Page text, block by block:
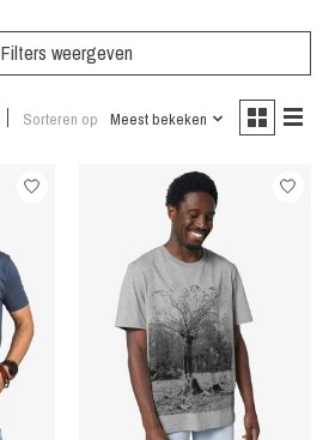
Filters weergeven
Sorteren op Meest bekeken